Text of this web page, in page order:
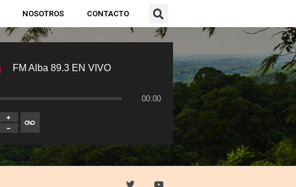
NOSOTROS CONTACTO
FM Alba 89.3 EN VIVO
00:00